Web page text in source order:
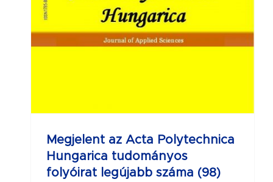
Megjelent az Acta Polytechnica
Hungarica tudományos
folyóirat legújabb száma (98)